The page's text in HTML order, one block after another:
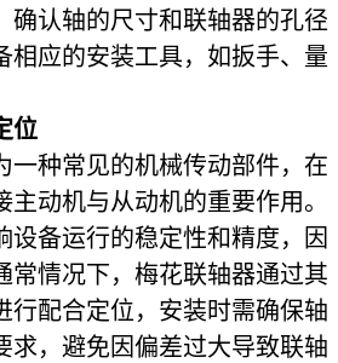
确认轴的尺寸和联轴器的孔径
相应的安装工具，如扳手、量
位
一种常见的机械传动部件，在
动机与从动机的重要作用。
设备运行的稳定性和精度，因
常情况下，梅花联轴器通过其
行配合定位，安装时需确保轴
求，避免因偏差过大导致联轴